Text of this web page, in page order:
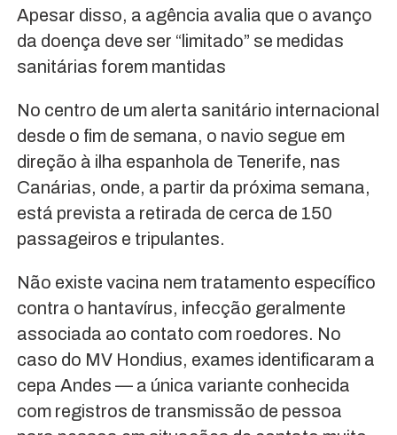
Apesar disso, a agência avalia que o avanço
da doença deve ser “limitado” se medidas
sanitárias forem mantidas
No centro de um alerta sanitário internacional
desde o fim de semana, o navio segue em
direção à ilha espanhola de Tenerife, nas
Canárias, onde, a partir da próxima semana,
está prevista a retirada de cerca de 150
passageiros e tripulantes.
Não existe vacina nem tratamento específico
contra o hantavírus, infecção geralmente
associada ao contato com roedores. No
caso do MV Hondius, exames identificaram a
cepa Andes — a única variante conhecida
com registros de transmissão de pessoa